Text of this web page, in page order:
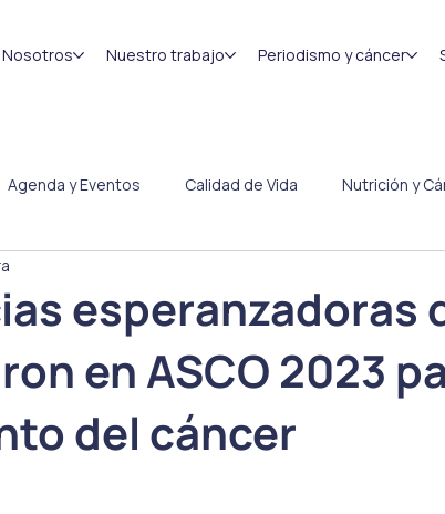
Nosotros Nuestro trabajo Periodismo y cáncer
Agenda y Eventos Calidad de Vida Nutrición y
Congresos
esperanzadoras
en ASCO 2023
del cáncer